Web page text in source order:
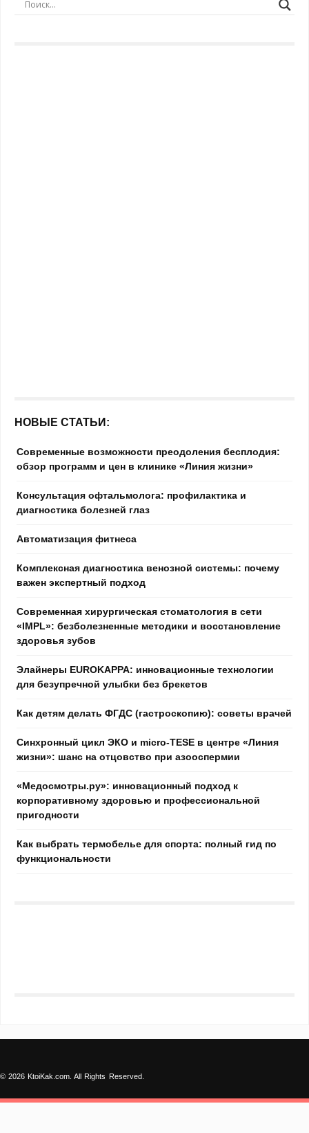
НОВЫЕ СТАТЬИ:
Современные возможности преодоления бесплодия:
обзор программ и цен в клинике «Линия жизни»
Консультация офтальмолога: профилактика и
диагностика болезней глаз
Автоматизация фитнеса
Комплексная диагностика венозной системы: почему
важен экспертный подход
Современная хирургическая стоматология в сети
«IMPL»: безболезненные методики и восстановление
здоровья зубов
Элайнеры EUROKAPPA: инновационные технологии
для безупречной улыбки без брекетов
Как детям делать ФГДС (гастроскопию): советы врачей
Синхронный цикл ЭКО и micro-TESE в центре «Линия
жизни»: шанс на отцовство при азооспермии
«Медосмотры.ру»: инновационный подход к
корпоративному здоровью и профессиональной
пригодности
Как выбрать термобелье для спорта: полный гид по
функциональности
© 2026 KtoiKak.com. All Rights Reserved.